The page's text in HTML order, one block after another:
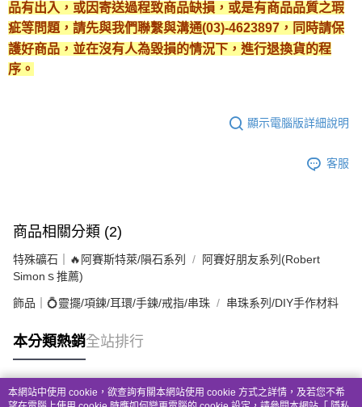
品有出入，或因寄送過程致商品缺損，或是有商品品質之瑕
疵等問題，請先與我們聯繫與溝通(03)-4623897，同時請保
護好商品，並在沒有人為毀損的情況下，進行退換貨的程
序。
顯示電腦版詳細說明
客服
商品相關分類 (2)
特殊礦石｜🔥阿賽斯特萊/隕石系列
阿賽好朋友系列(Robert
Simonｓ推薦)
飾品｜💍靈擺/項鍊/耳環/手鍊/戒指/串珠 串珠系列/DIY手作材料
本分類熱銷全站排行
本網站中使用 cookie，欲查詢有關本網站使用 cookie 方式之詳情，及若您不希